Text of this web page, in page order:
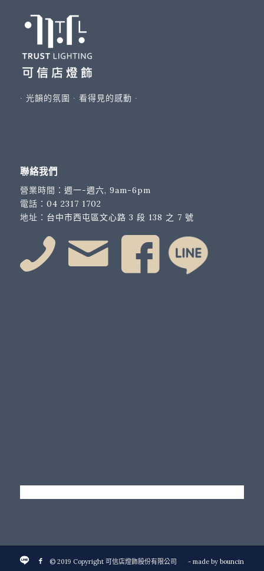
∙ 光韻的氛圍 ∙ 看得見的感動 ∙
聯絡我們
營業時間： 週一-週六, 9am-6pm
電話： 04 2317 1702
地址： 台中市西屯區文心路 3 段 138 之 7 號
© 2019 Copyright 可信店燈飾股份有限公司 - made bybouncin